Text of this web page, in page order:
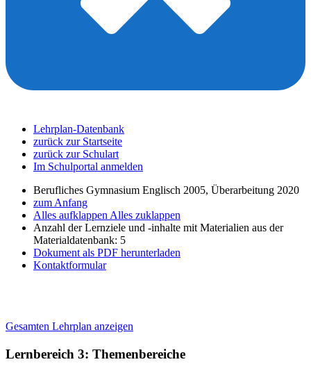
Lehrplan-Datenbank
zurück zur Startseite
zurück zur Schulart
Im Schulportal anmelden
Berufliches Gymnasium Englisch 2005, Überarbeitung 2020
zum Anfang
Alles aufklappen Alles zuklappen
Anzahl der Lernziele und -inhalte mit Materialien aus der
Materialdatenbank: 5
Dokument als PDF herunterladen
Kontaktformular
Gesamten Lehrplan anzeigen
Lernbereich 3: Themenbereiche